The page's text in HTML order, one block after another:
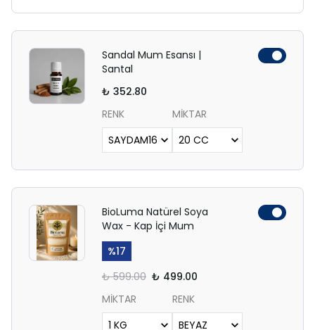
Sandal Mum Esansı |
Santal
₺ 352.80
RENK
MİKTAR
BioLuma Natürel Soya
Wax - Kap İçi Mum
%17
₺ 599.00 ₺ 499.00
MİKTAR
RENK